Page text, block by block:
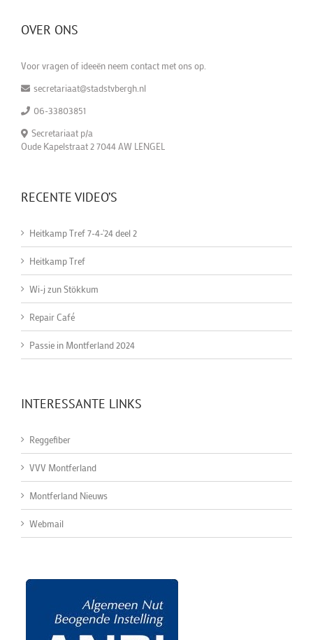
OVER ONS
Voor vragen of ideeën neem contact met ons op.
secretariaat@stadstvbergh.nl
06-33803851
Secretariaat p/a
Oude Kapelstraat 2 7044 AW LENGEL
RECENTE VIDEO’S
Heitkamp Tref 7-4-'24 deel 2
Heitkamp Tref
Wi-j zun Stökkum
Repair Café
Passie in Montferland 2024
INTERESSANTE LINKS
Reggefiber
VVV Montferland
Montferland Nieuws
Webmail